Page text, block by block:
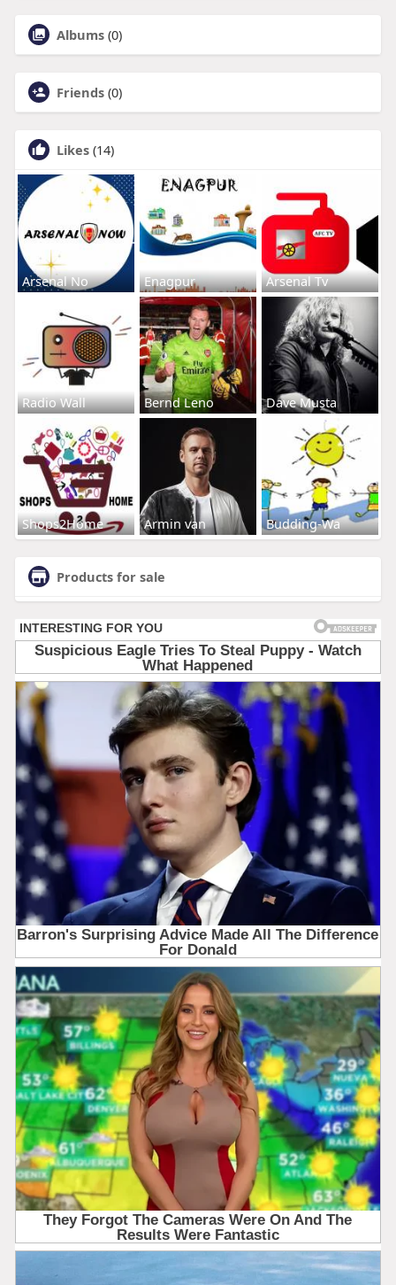
Albums (0)
Friends (0)
Likes (14)
Arsenal No Enagpur Arsenal Tv
Radio Wall Bernd Leno Dave Musta
Shops2Home Armin van Budding-Wa
Products for sale